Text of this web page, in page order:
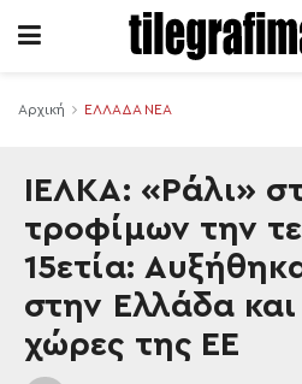
Αρχική ΕΛΛΑΔΑ ΝΕΑ
ΙΕΛΚΑ: «Ράλι»
τροφίμων την
15ετία:
στην Ελλάδα και
χώρες της ΕΕ